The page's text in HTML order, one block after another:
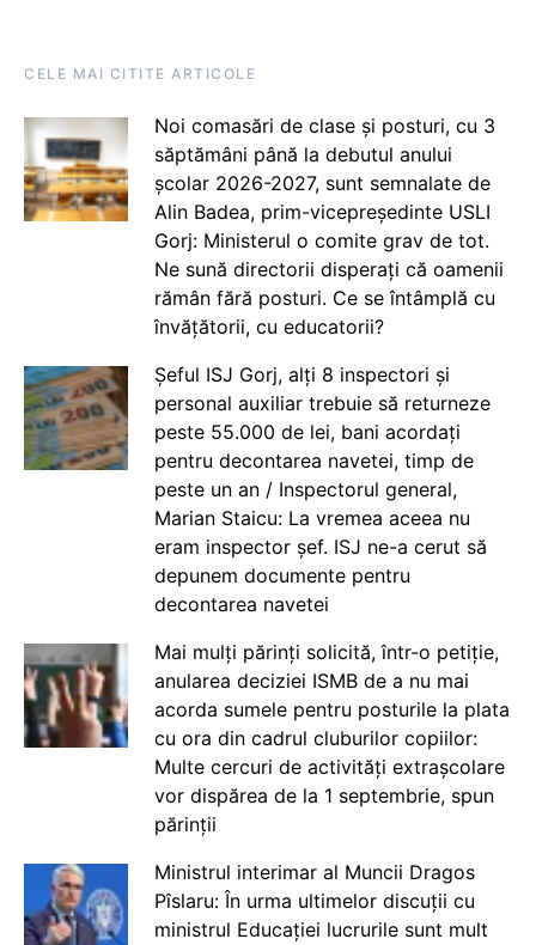
CELE MAI CITITE ARTICOLE
Noi comasări de clase și posturi, cu 3
săptămâni până la debutul anului
școlar 2026-2027, sunt semnalate de
Alin Badea, prim-vicepreședinte USLI
Gorj: Ministerul o comite grav de tot.
Ne sună directorii disperați că oamenii
rămân fără posturi. Ce se întâmplă cu
învățătorii, cu educatorii?
Șeful ISJ Gorj, alți 8 inspectori și
personal auxiliar trebuie să returneze
peste 55.000 de lei, bani acordați
pentru decontarea navetei, timp de
peste un an / Inspectorul general,
Marian Staicu: La vremea aceea nu
eram inspector șef. ISJ ne-a cerut să
depunem documente pentru
decontarea navetei
Mai mulți părinți solicită, într-o petiție,
anularea deciziei ISMB de a nu mai
acorda sumele pentru posturile la plata
cu ora din cadrul cluburilor copiilor:
Multe cercuri de activități extrașcolare
vor dispărea de la 1 septembrie, spun
părinții
Ministrul interimar al Muncii Dragos
Pîslaru: În urma ultimelor discuții cu
ministrul Educației lucrurile sunt mult